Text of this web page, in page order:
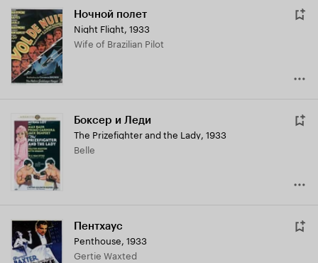
Ночной полет
Night Flight, 1933
Wife of Brazilian Pilot
Боксер и Леди
The Prizefighter and the Lady, 1933
Belle
Пентхаус
Penthouse, 1933
Gertie Waxted